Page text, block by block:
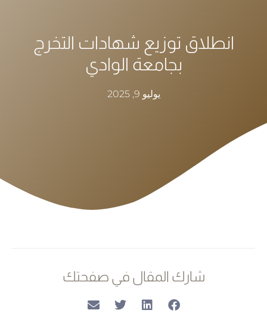
انطلاق توزيع شهادات التخرج
بجامعة الوادي
يوليو 9, 2025
شارك المقال في صفحتك